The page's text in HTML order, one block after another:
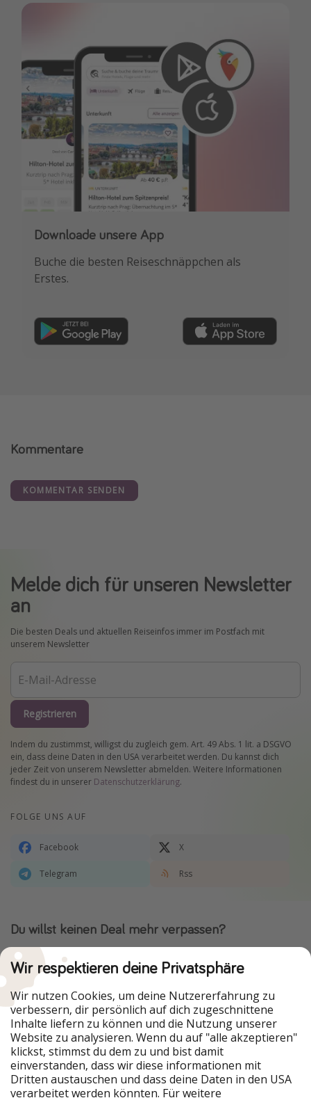
Downloade unsere App
Buche die besten Reiseschnäppchen als
Erstes.
Kommentare
KOMMENTAR SENDEN
Melde dich für unseren Newsletter
an
Die besten Deals und aktuellen Reiseinfos immer im Postfach mit
unserem Newsletter
Registrieren
Indem du zustimmst, willigst du zugleich gem. Art. 49 Abs. 1 lit. a DSGVO
ein, dass deine Daten in den USA verarbeitet werden. Du kannst dich
jeder Zeit von unserem Newsletter abmelden. Weitere Informationen
findest du in unserer Datenschutzerklärung.
FOLGE UNS AUF
Facebook X
Telegram Rss
Du willst keinen Deal mehr verpassen?
Dann lade unsere App herunter.
Urlaubspiraten ist Teil der HolidayPirates Group
Unsere Märkte
PiratinViaggio
HolidayPirates
VakantiePiraten
WakacyjniPiraci
Wir respektieren deine Privatsphäre
Wir nutzen Cookies, um deine Nutzererfahrung zu
verbessern, dir persönlich auf dich zugeschnittene
Inhalte liefern zu können und die Nutzung unserer
Website zu analysieren. Wenn du auf "alle akzeptieren"
klickst, stimmst du dem zu und bist damit
einverstanden, dass wir diese informationen mit
Dritten austauschen und dass deine Daten in den USA
verarbeitet werden könnten. Für weitere